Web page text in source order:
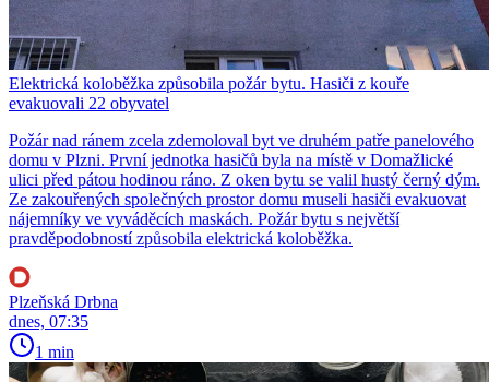
Elektrická koloběžka způsobila požár bytu. Hasiči z kouře
evakuovali 22 obyvatel
Požár nad ránem zcela zdemoloval byt ve druhém patře panelového
domu v Plzni. První jednotka hasičů byla na místě v Domažlické
ulici před pátou hodinou ráno. Z oken bytu se valil hustý černý dým.
Ze zakouřených společných prostor domu museli hasiči evakuovat
nájemníky ve vyváděcích maskách. Požár bytu s největší
pravděpodobností způsobila elektrická koloběžka.
Plzeňská Drbna
dnes, 07:35
1 min